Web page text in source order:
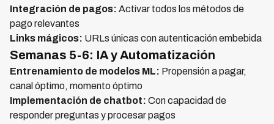
Integración de pagos: Activar todos los métodos de
pago relevantes
Links mágicos: URLs únicas con autenticación embebida
Semanas 5-6: IA y Automatización
Entrenamiento de modelos ML: Propensión a pagar,
canal óptimo, momento óptimo
Implementación de chatbot: Con capacidad de
responder preguntas y procesar pagos